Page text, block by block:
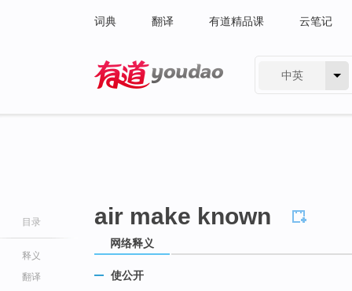
词典 翻译 有道精品课 云笔记
中英
目录
释义
翻译
air make known
网络释义
使公开